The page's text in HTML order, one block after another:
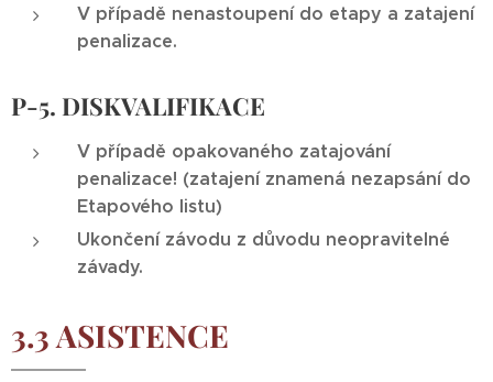
V případě nenastoupení do etapy a zatajení
penalizace.
P-5. DISKVALIFIKACE
V případě opakovaného zatajování
penalizace! (zatajení znamená nezapsání do
Etapového listu)
Ukončení závodu z důvodu neopravitelné
závady.
3.3 ASISTENCE